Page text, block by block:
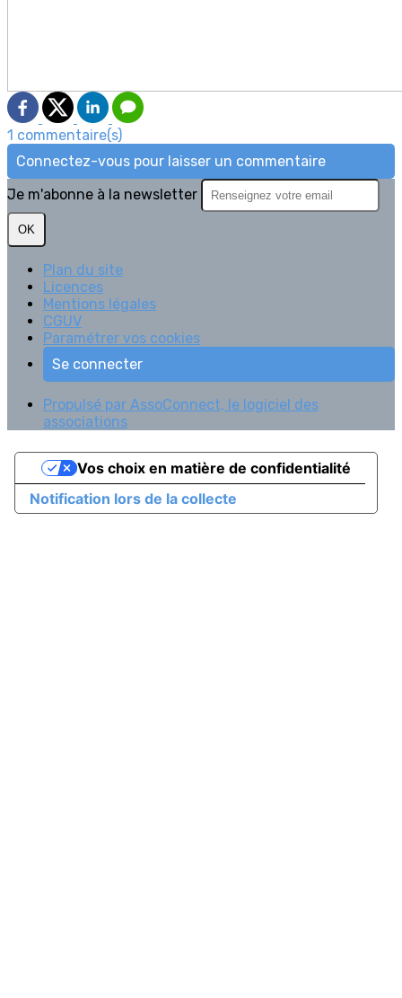
1 commentaire(s)
Connectez-vous pour laisser un commentaire
Je m'abonne à la newsletter
OK
Plan du site
Licences
Mentions légales
CGUV
Paramétrer vos cookies
Se connecter
Propulsé par AssoConnect, le logiciel des
associations
Notification lors de la collecte
Vos choix en matière de confidentialité